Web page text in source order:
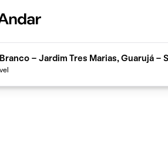
- Jardim Tres Marias, Guarujá -